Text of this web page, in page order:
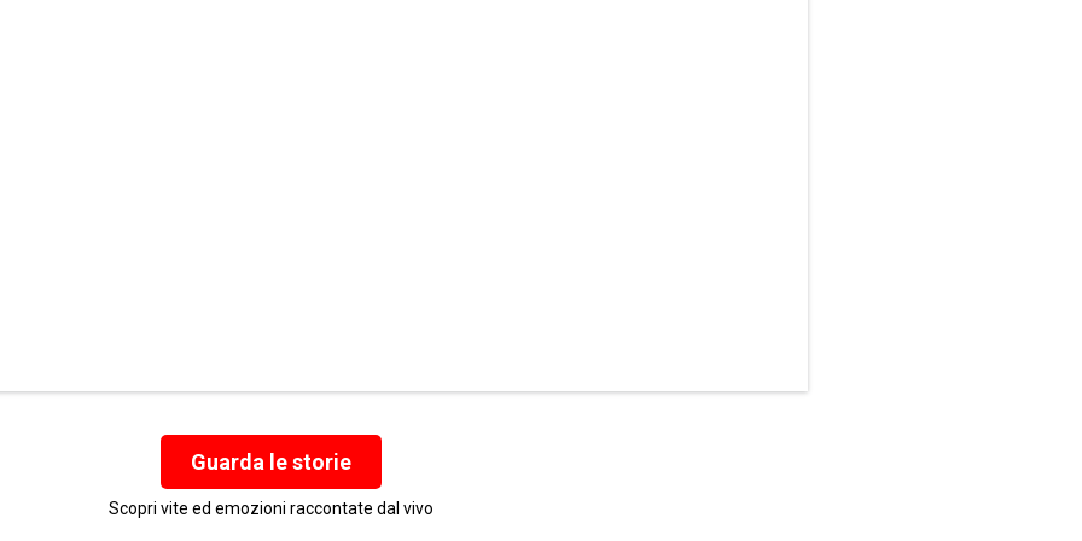
Guarda le storie
Scopri vite ed emozioni raccontate dal vivo